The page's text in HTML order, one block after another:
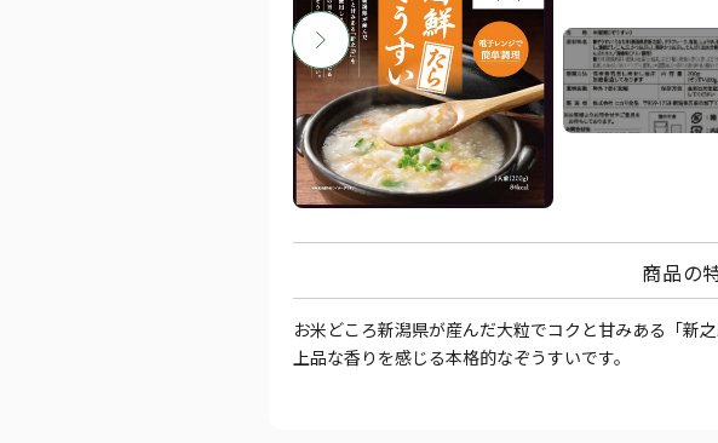
商品の
お米どころ新潟県が産んだ大粒でコクと甘みある「新
上品な香りを感じる本格的なぞうすいです。